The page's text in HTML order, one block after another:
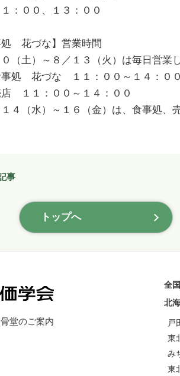
００、１３：００
処 花づな】営業時間
０（土）～８／１３（火）は毎日営業
処 花づな １１：００～１４：００
１１：００～１４：００
４（水）～１６（金）は、食事処、
事
トップへ
堂のご案内
全
北
戸
東
み
東